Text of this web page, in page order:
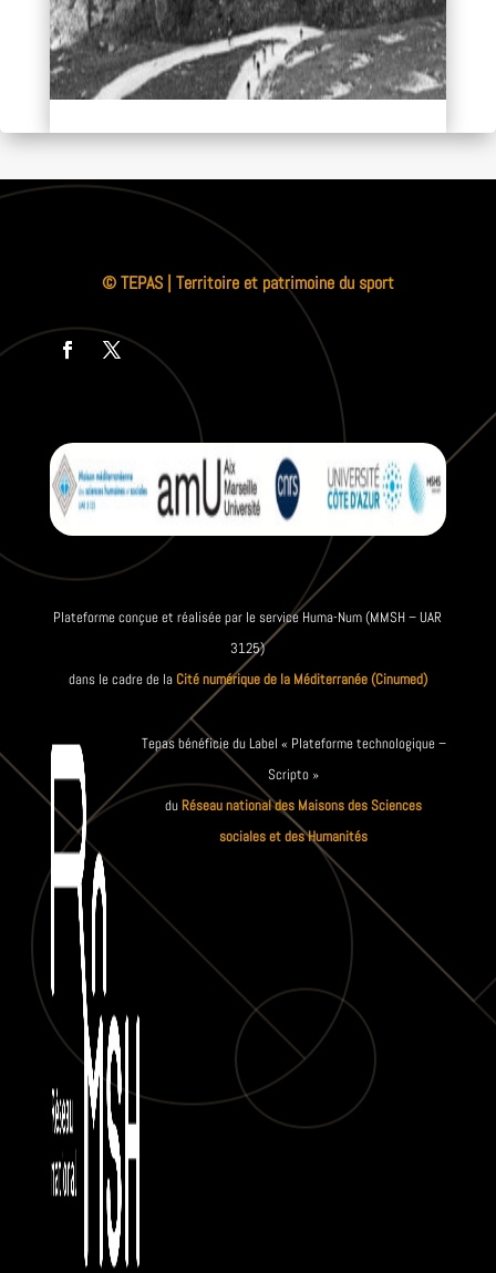
© TEPAS | Territoire et patrimoine du sport
Plateforme conçue et réalisée par le service Huma-Num (MMSH – UAR
3125)
dans le cadre de la Cité numérique de la Méditerranée (Cinumed)
Tepas bénéficie du Label « Plateforme technologique –
Scripto »
du Réseau national des Maisons des Sciences
sociales et des Humanités